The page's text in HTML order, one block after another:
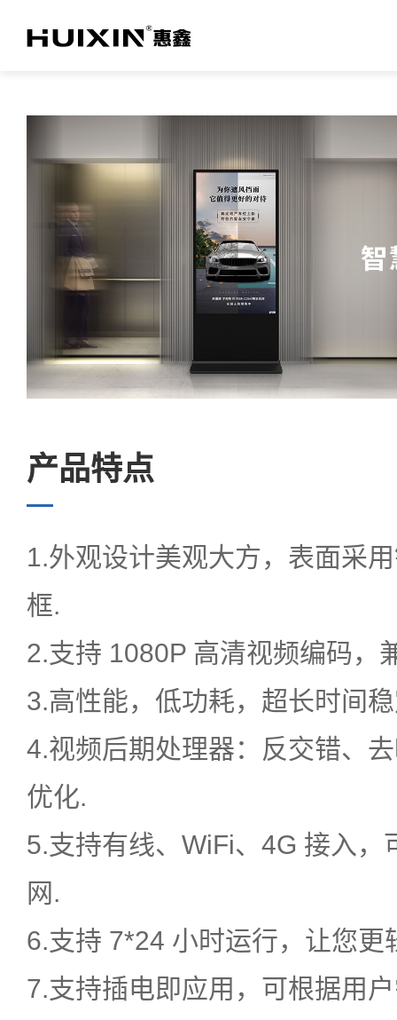
关于九体育（中国）
TV产品及方案
商用产品及方案
新闻中心
服务中心
EN
产品特点
1.外观设计美观大方，表面采
框.
2.支持 1080P 高清视频编码，
3.高性能，低功耗，超长时间
4.视频后期处理器：反交错、
优化.
5.支持有线、WiFi、4G 接入，
网.
6.支持 7*24 小时运行，让您更
7.支持插电即应用，可根据用